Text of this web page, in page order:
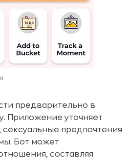
предварительно в
Приложение уточняет
предпочтения
Бот может
составляя